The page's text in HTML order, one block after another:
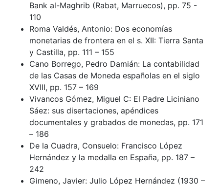
Bank al-Maghrib (Rabat, Marruecos), pp. 75 -
110
Roma Valdés, Antonio: Dos economías
monetarias de frontera en el s. XII: Tierra Santa
y Castilla, pp. 111 – 155
Cano Borrego, Pedro Damián: La contabilidad
de las Casas de Moneda españolas en el siglo
XVIII, pp. 157 – 169
Vivancos Gómez, Miguel C: El Padre Liciniano
Sáez: sus disertaciones, apéndices
documentales y grabados de monedas, pp. 171
– 186
De la Cuadra, Consuelo: Francisco López
Hernández y la medalla en España, pp. 187 –
242
Gimeno, Javier: Julio López Hernández (1930 –